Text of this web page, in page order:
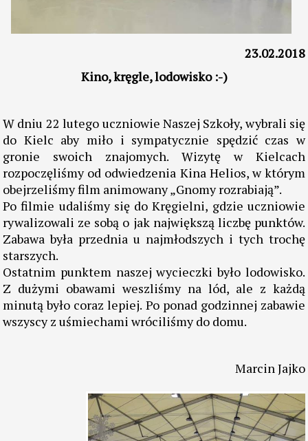
23.02.2018
Kino, kręgle, lodowisko :-)
W dniu 22 lutego uczniowie Naszej Szkoły, wybrali się
do Kielc aby miło i sympatycznie spędzić czas w
gronie swoich znajomych. Wizytę w Kielcach
rozpoczęliśmy od odwiedzenia Kina Helios, w którym
obejrzeliśmy film animowany „Gnomy rozrabiają”.
Po filmie udaliśmy się do Kręgielni, gdzie uczniowie
rywalizowali ze sobą o jak największą liczbę punktów.
Zabawa była przednia u najmłodszych i tych trochę
starszych.
Ostatnim punktem naszej wycieczki było lodowisko.
Z dużymi obawami weszliśmy na lód, ale z każdą
minutą było coraz lepiej. Po ponad godzinnej zabawie
wszyscy z uśmiechami wróciliśmy do domu.
Marcin Jajko